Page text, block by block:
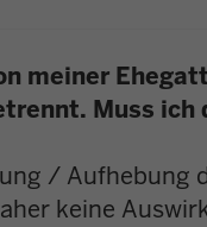
meiner
Muss ich
/ Aufhebung
keine